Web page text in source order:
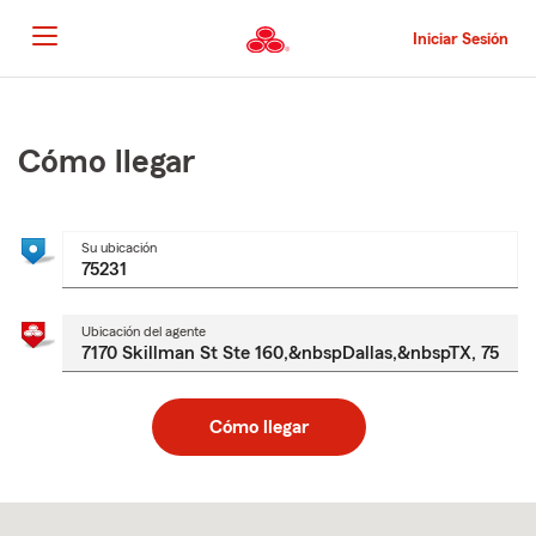
al
contenido
principal
Iniciar Sesión
principal
Cómo llegar
Su ubicación
Ubicación del agente
Cómo llegar
to